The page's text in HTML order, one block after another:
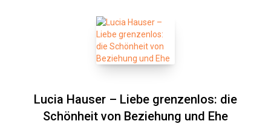
Lucia Hauser – Liebe grenzenlos: die
Schönheit von Beziehung und Ehe